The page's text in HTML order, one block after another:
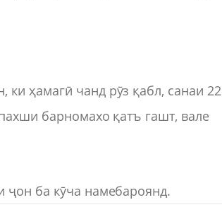
ҳамагӣ чанд рӯз қабл, санаи 22
барномахо қатъ гашт, вале
ҷон ба кӯча намебароянд.